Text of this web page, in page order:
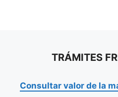
TRÁMITES
Consultar valor de la